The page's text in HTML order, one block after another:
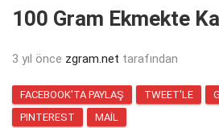
100 Gram Ekmekte
3 yıl önce zgram.net tarafından
FACEBOOK'TA PAYLAŞ TWEET'LE
PINTEREST
MAIL